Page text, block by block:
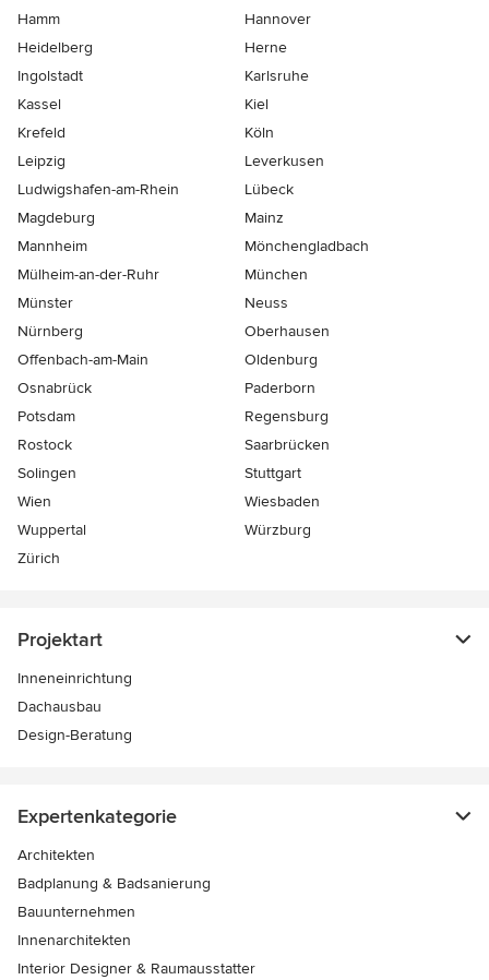
Hamm
Hannover
Heidelberg
Herne
Ingolstadt
Karlsruhe
Kassel
Kiel
Krefeld
Köln
Leipzig
Leverkusen
Ludwigshafen-am-Rhein
Lübeck
Magdeburg
Mainz
Mannheim
Mönchen­gladbach
Mülheim-an-der-Ruhr
München
Münster
Neuss
Nürnberg
Oberhausen
Offenbach-am-Main
Oldenburg
Osnabrück
Paderborn
Potsdam
Regensburg
Rostock
Saarbrücken
Solingen
Stuttgart
Wien
Wiesbaden
Wuppertal
Würzburg
Zürich
Projektart
Inneneinrichtung
Dachausbau
Design-Beratung
Expertenkategorie
Architekten
Badplanung & Badsanierung
Bauunternehmen
Innenarchitekten
Interior Designer & Raumausstatter